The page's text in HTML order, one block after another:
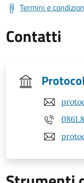
Termini e
Contatti